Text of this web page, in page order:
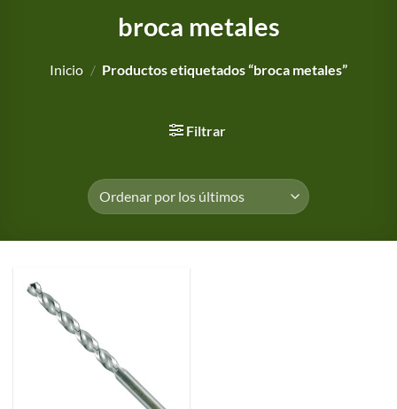
broca metales
Inicio / Productos etiquetados “broca metales”
Filtrar